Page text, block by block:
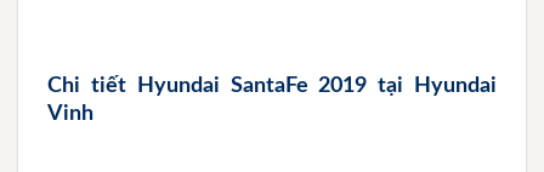
Chi tiết Hyundai SantaFe 2019 tại Hyundai
Vinh